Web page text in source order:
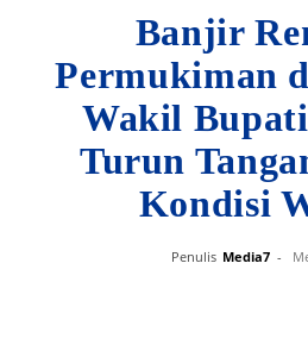
Banjir
Permukiman
Wakil
Turun
Kondisi
Penulis Media7 -